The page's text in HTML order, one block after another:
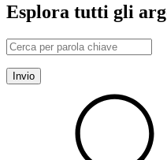
Esplora tutti gli
Invio